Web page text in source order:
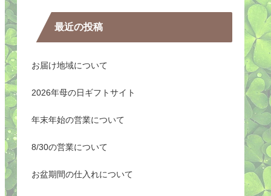
最近の投稿
お届け地域について
2026年母の日ギフトサイト
年末年始の営業について
8/30の営業について
お盆期間の仕入れについて